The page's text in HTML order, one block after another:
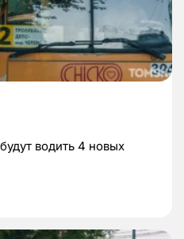
водить 4 новых